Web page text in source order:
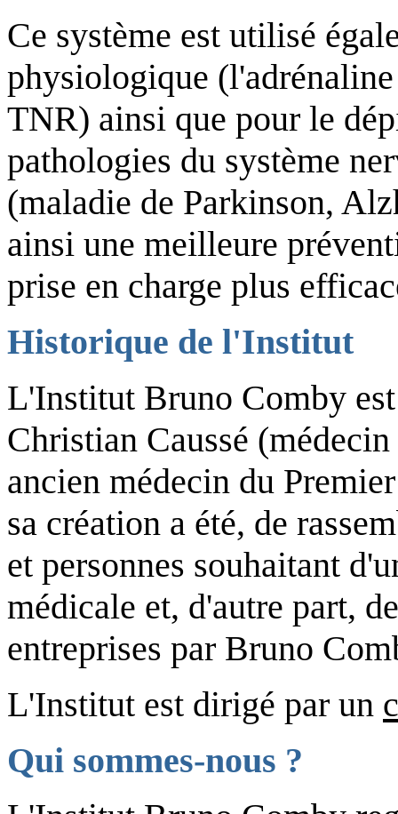
Ce système est utilisé
physiologique
TNR) ainsi que pour le
pathologies du système
(maladie de Parkinson,
ainsi une meilleure
prise en charge plus
Historique de l'Institut
L'Institut Bruno Comby
Christian Caussé
ancien médecin du
sa création a été, de
et personnes souhaitant
médicale et, d'autre part,
entreprises par Bruno
L'Institut est dirigé par un
Qui sommes-nous ?